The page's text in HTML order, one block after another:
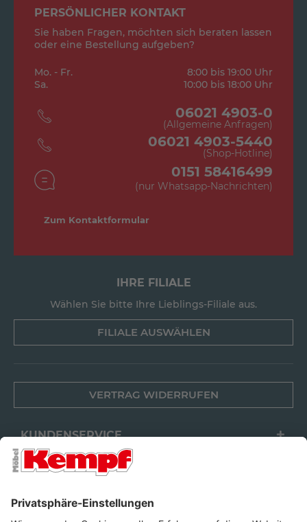
PERSÖNLICHER KONTAKT
Sie haben Fragen, möchten sich beraten lassen
oder eine Bestellung aufgeben?
Mo. - Fr.
8:00 bis 19:00 Uhr
Sa.
10:00 bis 18:00 Uhr
06021 4903-0
(Allgemeine Anfragen)
06021 4903-5440
(Shop-Hotline)
0151 58416499
(nur Whatsapp-Nachrichten)
Zum Kontaktformular
IHRE FILIALE
Wählen Sie bitte Ihre Lieblings-Filiale aus.
FILIALE AUSWÄHLEN
VERTRAG WIDERRUFEN
KUNDENSERVICE
FILIALEN